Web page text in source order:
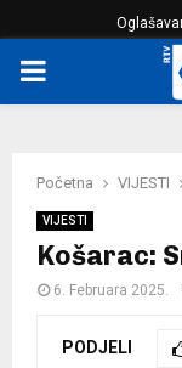
PRIMARY
Početna VIJESTI
VIJESTI
Košarac:
6. Februara 2025.
PODJELI